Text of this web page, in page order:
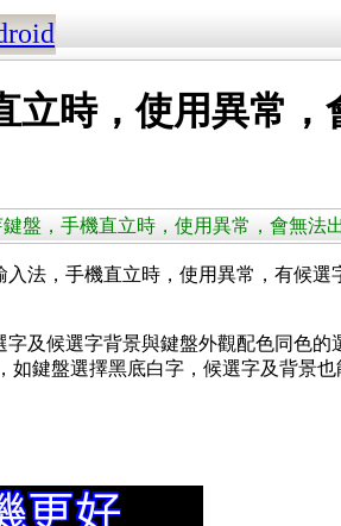
立時，使用異常
鍵盤，手機直立時，使用異常，會無法
入法，手機直立時，使用異常，有候
字及候選字背景與鍵盤外觀配色同色
如鍵盤選擇黑底白字，候選字及背景也